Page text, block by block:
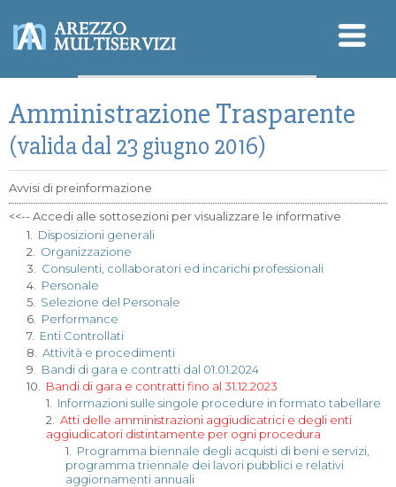
Qualità - Ambiente
Modello Organizzativo
D.Lgs. 196/2003 (Privacy)
Amministrazione Trasparente
(valida dal 23 giugno 2016)
Avvisi di preinformazione
<<-- Accedi alle sottosezioni per visualizzare le informative
1. Disposizioni generali
2. Organizzazione
3. Consulenti, collaboratori ed incarichi professionali
4. Personale
5. Selezione del Personale
6. Performance
7. Enti Controllati
8. Attività e procedimenti
9. Bandi di gara e contratti dal 01.01.2024
10. Bandi di gara e contratti fino al 31.12.2023
1. Informazioni sulle singole procedure in formato tabellare
2. Atti delle amministrazioni aggiudicatrici e degli enti
aggiudicatori distintamente per ogni procedura
1. Programma biennale degli acquisti di beni e servizi,
programma triennale dei lavori pubblici e relativi
aggiornamenti annuali